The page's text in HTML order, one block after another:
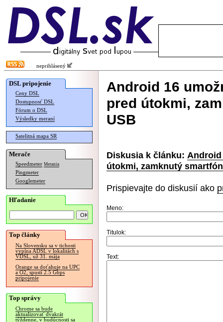
neprihlásený
DSL pripojenie
Ceny DSL
Dostupnosť DSL
Fórum o DSL
Výsledky meraní
Satelitná mapa SR
Merače
Speedmeter Merania
Pingmeter
Googlemeter
Hľadanie
Top články
Na Slovensku sa v tichosti
vypína ADSL v lokalitách s
VDSL, už 31. mája
Orange sa doťahuje na UPC
a O2, spustí 2.5 Gbps
pripojenie
Top správy
Chrome sa bude
aktualizovať dvakrát
týždenne, v budúcnosti sa
Android 16
pred útokmi,
USB
Diskusia k článku:
útokmi, zamknutý
Prispievajte do diskusií ako
Meno:
Titulok:
Text: